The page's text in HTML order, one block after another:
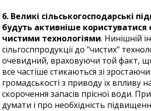
6. Великі сільськогосподарські
будуть активніше користуватися
чистими технологіями. Нинішній
сільгосппродукції до "чистих"
очевидний, враховуючи той факт, що
все частіше стикаються зі
громадськості з приводу їх впливу
скорочення запасів прісної води.
думати і про необхідність